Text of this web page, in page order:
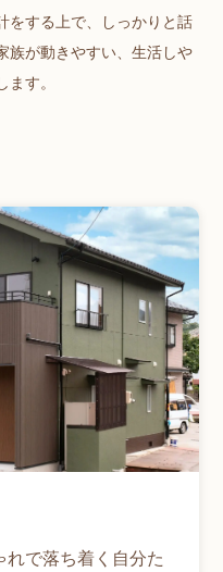
をする上で、しっかりと話
族が動きやすい、生活しや
ます。
れで落ち着く自分た